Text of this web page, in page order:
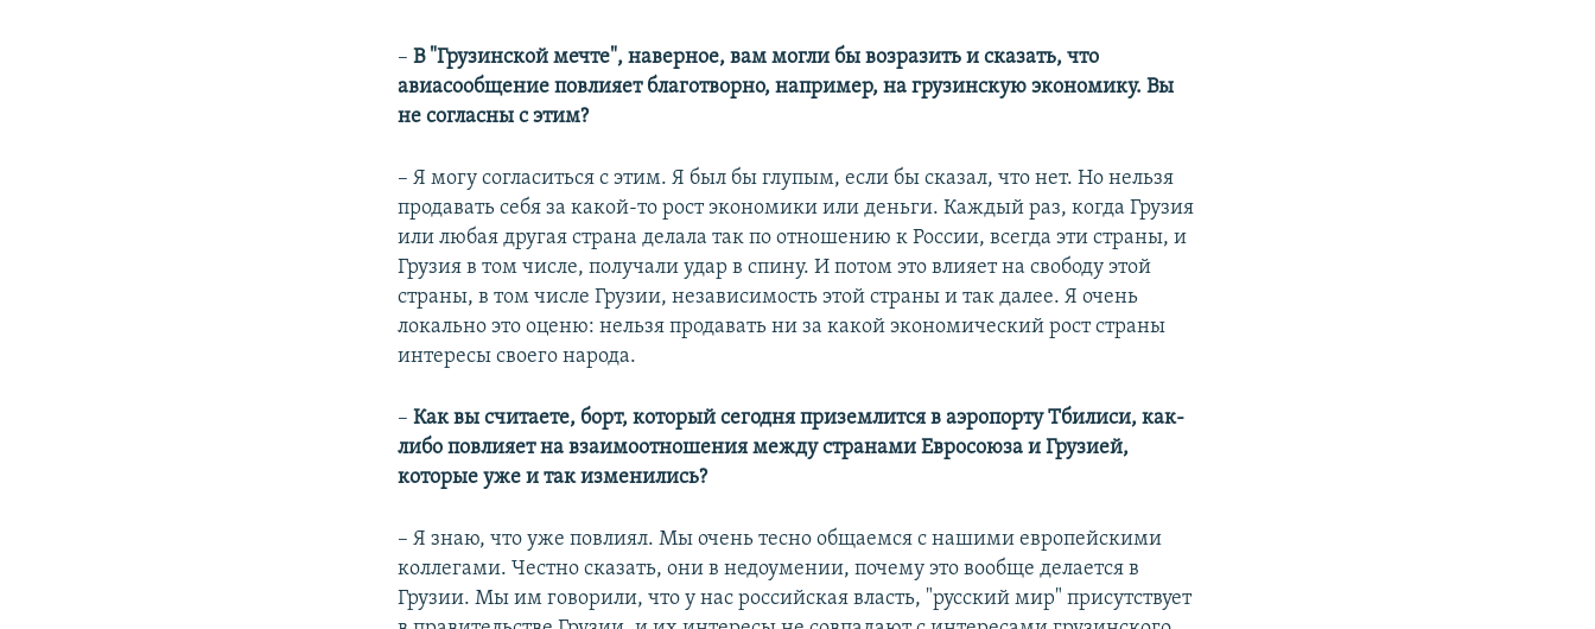
–В "Грузинской мечте", наверное, вам могли бы возразить и сказать, что
авиасообщение повлияет благотворно, например, на грузинскую экономику. Вы
не согласны с этим?
– Я могу согласиться с этим. Я был бы глупым, если бы сказал, что нет. Но нельзя
продавать себя за какой-то рост экономики или деньги. Каждый раз, когда Грузия
или любая другая страна делала так по отношению к России, всегда эти страны, и
Грузия в том числе, получали удар в спину. И потом это влияет на свободу этой
страны, в том числе Грузии, независимость этой страны и так далее. Я очень
локально это оценю: нельзя продавать ни за какой экономический рост страны
интересы своего народа.
–Как вы считаете, борт, который сегодня приземлится в аэропорту Тбилиси, как-
либо повлияет на взаимоотношения между странами Евросоюза и Грузией,
которые уже и так изменились?
– Я знаю, что уже повлиял. Мы очень тесно общаемся с нашими европейскими
коллегами. Честно сказать, они в недоумении, почему это вообще делается в
Грузии. Мы им говорили, что у нас российская власть, "русский мир" присутствует